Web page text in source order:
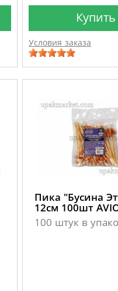
Купить
Условия заказа
Пика "Бусина
12см 100шт
100 штук в